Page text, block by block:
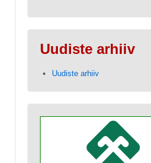
Uudiste arhiiv
Uudiste arhiiv